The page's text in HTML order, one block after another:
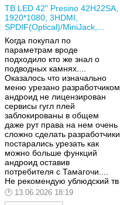
ТВ LED 42" Presino 42H22SA,
1920*1080, 3HDMI,
SPDIF(Optical)/MiniJack,...
Когда покупал по
параметрам вроде
подходило кто же знал о
подводных камнях....
Оказалось что изначально
меню урезано разработчиком
андроид не лицензирован
сервисы гугл плей
заблокированы в общем
даже рут права на нем очень
сложно сделать разработчики
постарались урезать как
можно больше функций
андроид оставив
потребителя с Тамагочи....
Не рекомендую ублюдский тв
13.06.2026 18:19